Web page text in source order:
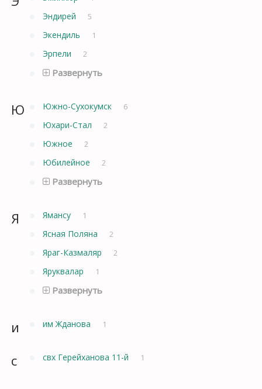
Эндирей 5
Экендиль 1
Эрпели 2
Развернуть
Ю Южно-Сухокумск 6
Юхари-Стал 2
Южное 2
Юбилейное 2
Развернуть
Я Ямансу 1
Ясная Поляна 2
Яраг-Казмаляр 2
Яруквалар 1
Развернуть
и им Жданова 1
с свх Герейханова 11-й 1